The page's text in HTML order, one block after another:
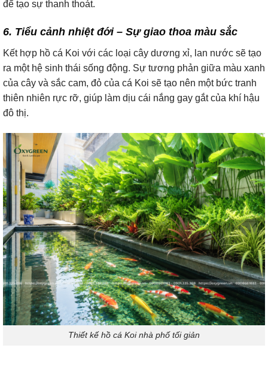
để tạo sự thanh thoát.
6. Tiểu cảnh nhiệt đới – Sự giao thoa màu sắc
Kết hợp hồ cá Koi với các loại cây dương xỉ, lan nước sẽ tạo
ra một hệ sinh thái sống động. Sự tương phản giữa màu xanh
của cây và sắc cam, đỏ của cá Koi sẽ tạo nên một bức tranh
thiên nhiên rực rỡ, giúp làm dịu cái nắng gay gắt của khí hậu
đô thị.
Thiết kế hồ cá Koi nhà phố tối giản